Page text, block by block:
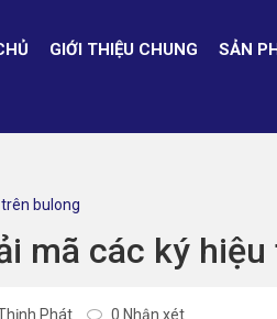
GIỚI THIỆU CHUNG SẢN
bulong
mã các ký
Phát 0 Nhận xét